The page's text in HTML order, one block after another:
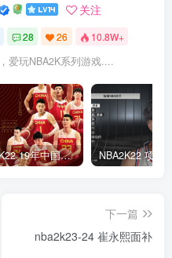
关注
28 26 10.8W+
爱玩NBA2K系列游戏....
NBA2K22 19年中国队面补合集
下一篇
nba2k23-24 崔永熙面补